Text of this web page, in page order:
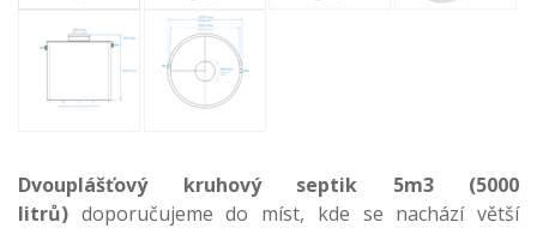
Dvouplášťový kruhový septik 5m3 (5000
litrů) doporučujeme do míst, kde se nachází větší